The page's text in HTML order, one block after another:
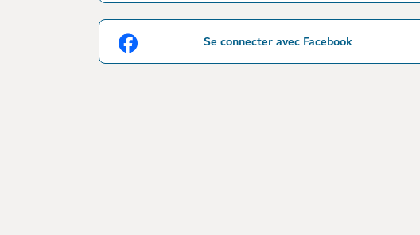
Se connecter avec Facebook